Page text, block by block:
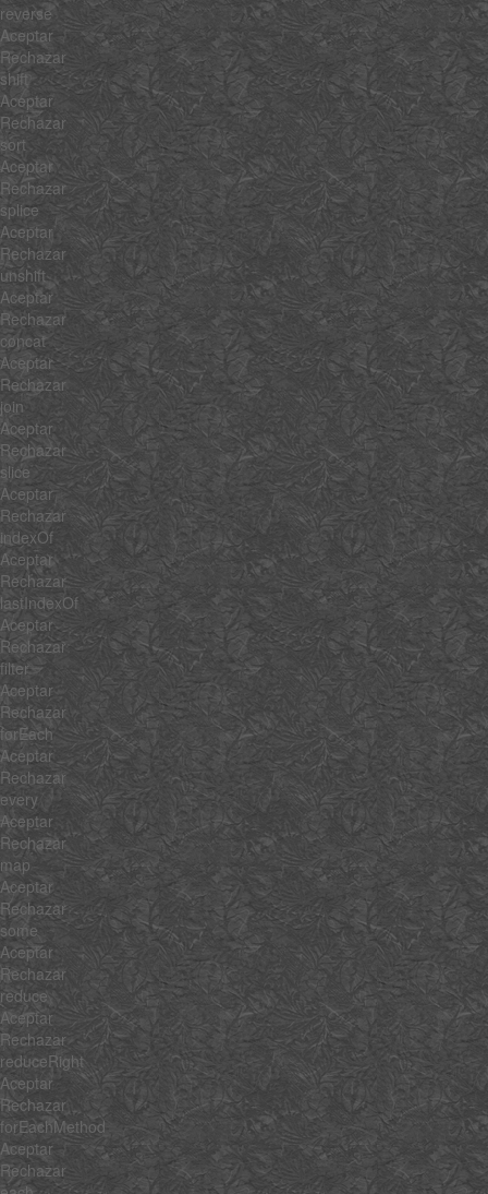
reverse
Aceptar
Rechazar
shift
Aceptar
Rechazar
sort
Aceptar
Rechazar
splice
Aceptar
Rechazar
unshift
Aceptar
Rechazar
concat
Aceptar
Rechazar
join
Aceptar
Rechazar
slice
Aceptar
Rechazar
indexOf
Aceptar
Rechazar
lastIndexOf
Aceptar
Rechazar
filter
Aceptar
Rechazar
forEach
Aceptar
Rechazar
every
Aceptar
Rechazar
map
Aceptar
Rechazar
some
Aceptar
Rechazar
reduce
Aceptar
Rechazar
reduceRight
Aceptar
Rechazar
forEachMethod
Aceptar
Rechazar